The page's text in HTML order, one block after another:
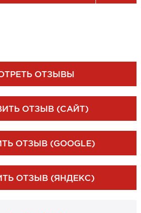
ОТЗЫВЫ
ОТЗЫВ (САЙТ)
ОТЗЫВ (GOOGLE)
ОТЗЫВ (ЯНДЕКС)